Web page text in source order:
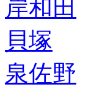
岸和田
貝塚
泉佐野